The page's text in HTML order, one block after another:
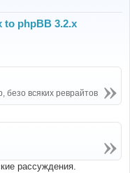
to phpBB 3.2.x
безо всяких реврайтов
рассуждения.